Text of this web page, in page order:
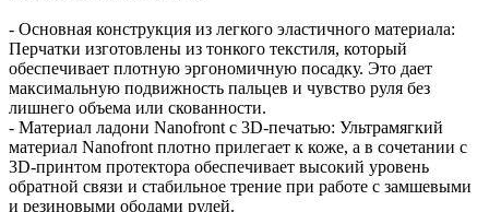
- Основная конструкция из легкого эластичного материала:
Перчатки изготовлены из тонкого текстиля, который
обеспечивает плотную эргономичную посадку. Это дает
максимальную подвижность пальцев и чувство руля без
лишнего объема или скованности.
- Материал ладони Nanofront с 3D-печатью: Ультрамягкий
материал Nanofront плотно прилегает к коже, а в сочетании с
3D-принтом протектора обеспечивает высокий уровень
обратной связи и стабильное трение при работе с замшевыми
и резиновыми ободами рулей.